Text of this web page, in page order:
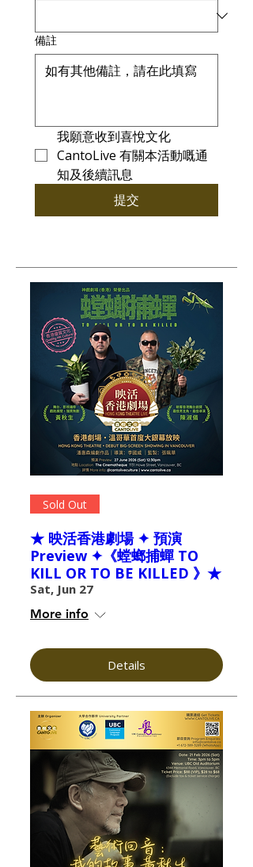
備註
我願意收到喜悅文化
CantoLive 有關本活動嘅通
知及後續訊息
提交
Sold Out
★ 映活香港劇場 ✦ 預演
Preview ✦《螳螂捕蟬 TO
KILL OR TO BE KILLED 》★
Sat, Jun 27
More info
Details